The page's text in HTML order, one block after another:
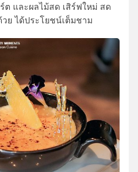
และผลไม้สด เสิร์ฟใหม่ สด
ย ได้ประโยชน์เต็มชาม